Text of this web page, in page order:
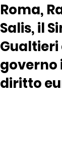
Roma,
Salis, il
governo
diritto